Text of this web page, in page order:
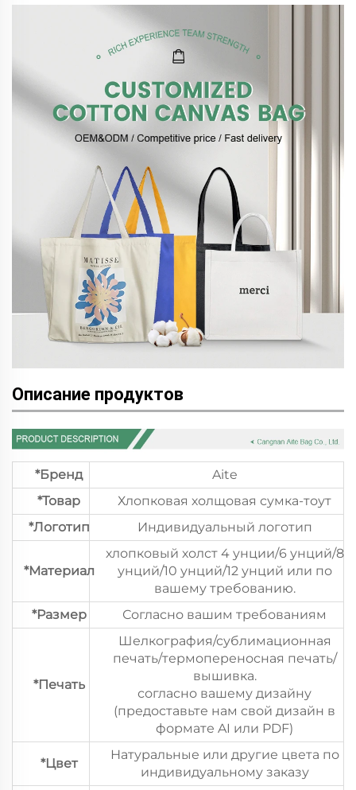
Описание продуктов
*Бренд
Aite
*Товар
Хлопковая холщовая сумка-тоут
*Логотип
Индивидуальный логотип
*Материал
хлопковый холст 4 унции/6 унций/8
унций/10 унций/12 унций или по
вашему требованию.
*Размер
Согласно вашим требованиям
*Печать
Шелкография/сублимационная
печать/термопереносная печать/
вышивка.
согласно вашему дизайну
(предоставьте нам свой дизайн в
формате AI или PDF)
*Цвет
Натуральные или другие цвета по
индивидуальному заказу